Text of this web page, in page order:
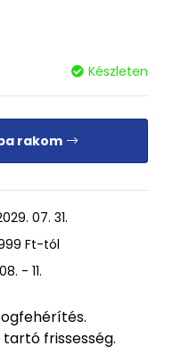
Készleten
rakom
07. 31.
Ft-tól
- 11.
tartó frissesség.